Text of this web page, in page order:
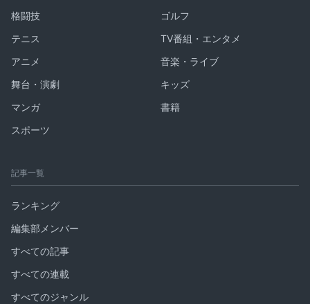
格闘技
ゴルフ
テニス
TV番組・エンタメ
アニメ
音楽・ライブ
舞台・演劇
キッズ
マンガ
書籍
スポーツ
記事一覧
ランキング
編集部メンバー
すべての記事
すべての連載
すべてのジャンル